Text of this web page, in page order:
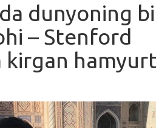
dunyoning
– Stenford